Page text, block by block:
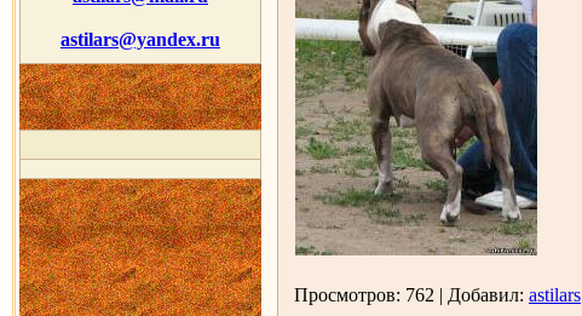
astilars@yandex.ru
Просмотров: 762 | Добавил: astilars